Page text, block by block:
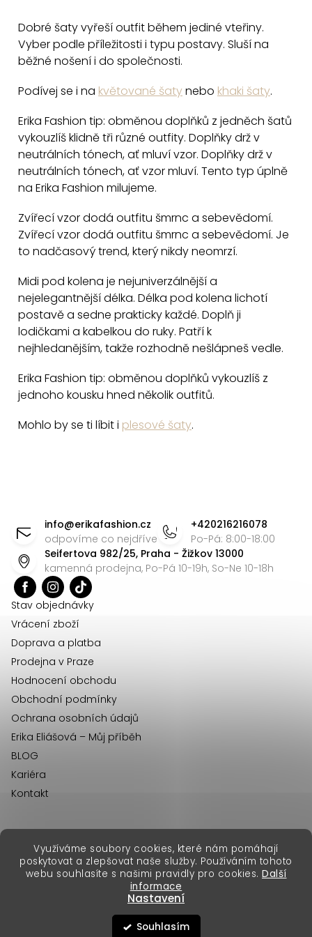
Využíváme soubory cookies, které nám pomáhají
poskytovat a zlepšovat naše služby. Používáním tohoto
webu souhlasíte s našimi pravidly pro cookies. Další
informace
Nastavení
Souhlasím
v
l
á
a
í
p
r
v
y
v
ý
i
s
u
Dobré šaty vyřeší outfit během jediné vteřiny.
Vyber podle příležitosti i typu postavy. Sluší na
běžné nošení i do společnosti.
Podívej se i na květované šatynebo khaki šaty.
Erika Fashion tip: obměnou doplňků z jedněch šatů
vykouzlíš klidně tři různé outfity. Doplňky drž v
neutrálních tónech, ať mluví vzor. Doplňky drž v
neutrálních tónech, ať vzor mluví. Tento typ úplně
na Erika Fashion milujeme.
Zvířecí vzor dodá outfitu šmrnc a sebevědomí.
Zvířecí vzor dodá outfitu šmrnc a sebevědomí. Je
to nadčasový trend, který nikdy neomrzí.
Midi pod kolena je nejuniverzálnější a
nejelegantnější délka. Délka pod kolena lichotí
postavě a sedne prakticky každé. Doplň ji
lodičkami a kabelkou do ruky. Patří k
nejhledanějším, takže rozhodně nešlápneš vedle.
Erika Fashion tip: obměnou doplňků vykouzlíš z
jednoho kousku hned několik outfitů.
Mohlo by se ti líbit i plesové šaty.
info@erikafashion.cz
odpovíme co nejdříve
+420216216078
Po-Pá: 8:00-18:00
Seifertova 982/25, Praha - Žižkov 13000
kamenná prodejna, Po-Pá 10-19h, So-Ne 10-18h
Stav objednávky
Vrácení zboží
Doprava a platba
Prodejna v Praze
Hodnocení obchodu
Obchodní podmínky
Ochrana osobních údajů
Erika Eliášová – Můj příběh
BLOG
Kariéra
Kontakt
Vytvořil Shoptet Premium
Copyright 2026Erika Fashion. Všechna práva vyhrazena.
erikafashion.sk